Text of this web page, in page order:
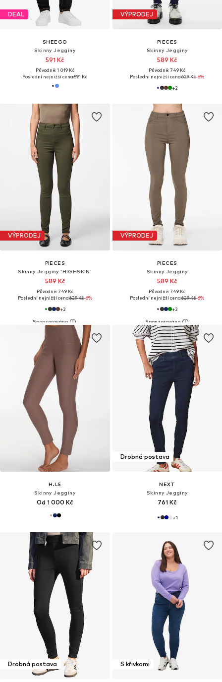
DEAL
SHEEGO
Skinny Jeggíny
591 Kč
Původně: 1 019 Kč
Poslední nejnižší cena:591 Kč
VÝPRODEJ
PIECES
Skinny Jeggíny
589 Kč
Původně: 749 Kč
Poslední nejnižší cena:629 Kč-6%
+2
VÝPRODEJ
PIECES
Skinny Jeggíny 'HIGHSKIN'
589 Kč
Původně: 749 Kč
Poslední nejnižší cena:629 Kč-6%
+2
VÝPRODEJ
PIECES
Skinny Jeggíny
589 Kč
Původně: 749 Kč
Poslední nejnižší cena:629 Kč-6%
+2
H.I.S
Skinny Jeggíny
Od 1 000 Kč
Drobná postava
NEXT
Skinny Jeggíny
761 Kč
+1
Drobná postava S křivkami